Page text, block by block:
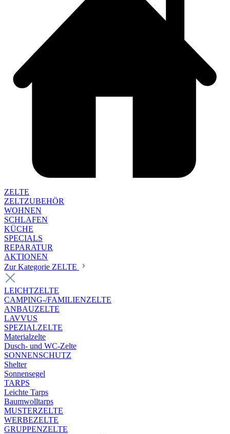
ZELTE
ZELTZUBEHÖR
WOHNEN
SCHLAFEN
KÜCHE
SPECIALS
REPARATUR
AKTIONEN
Zur Kategorie ZELTE
LEICHTZELTE
CAMPING-/FAMILIENZELTE
ANBAUZELTE
LAVVUS
SPEZIALZELTE
Materialzelte
Dusch- und WC-Zelte
SONNENSCHUTZ
Shelter
Sonnensegel
TARPS
Leichte Tarps
Baumwolltarps
MUSTERZELTE
WERBEZELTE
GRUPPENZELTE